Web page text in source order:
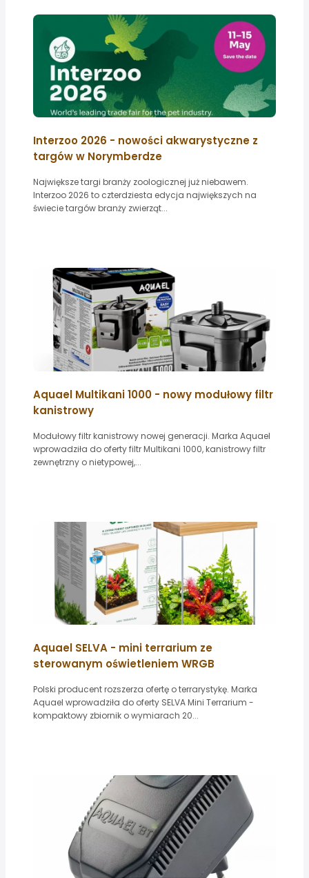
Interzoo 2026 - nowości akwarystyczne z
targów w Norymberdze
Największe targi branży zoologicznej już niebawem.
Interzoo 2026 to czterdziesta edycja największych na
świecie targów branży zwierząt...
Aquael Multikani 1000 - nowy modułowy filtr
kanistrowy
Modułowy filtr kanistrowy nowej generacji. Marka Aquael
wprowadziła do oferty filtr Multikani 1000, kanistrowy filtr
zewnętrzny o nietypowej,...
Aquael SELVA - mini terrarium ze
sterowanym oświetleniem WRGB
Polski producent rozszerza ofertę o terrarystykę. Marka
Aquael wprowadziła do oferty SELVA Mini Terrarium -
kompaktowy zbiornik o wymiarach 20...